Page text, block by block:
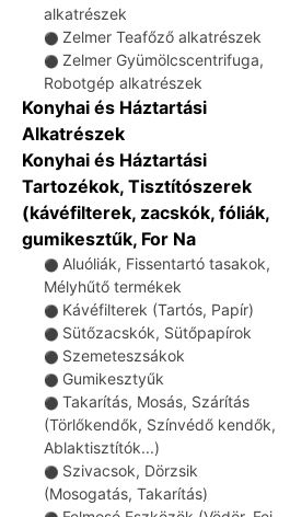
alkatrészek
⚫ Zelmer Teafőző alkatrészek
⚫ Zelmer Gyümölcscentrifuga,
Robotgép alkatrészek
Konyhai és Háztartási
Alkatrészek
Konyhai és Háztartási
Tartozékok, Tisztítószerek
(kávéfilterek, zacskók, fóliák,
gumikesztűk, For Na
⚫ Aluóliák, Fissentartó tasakok,
Mélyhűtő termékek
⚫ Kávéfilterek (Tartós, Papír)
⚫ Sütőzacskók, Sütőpapírok
⚫ Szemeteszsákok
⚫ Gumikesztyűk
⚫ Takarítás, Mosás, Szárítás
(Törlőkendők, Színvédő kendők,
Ablaktisztítók...)
⚫ Szivacsok, Dörzsik
(Mosogatás, Takarítás)